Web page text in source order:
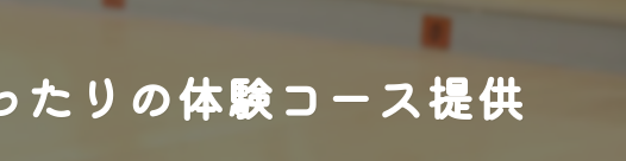
子ども
りの体験コース提供